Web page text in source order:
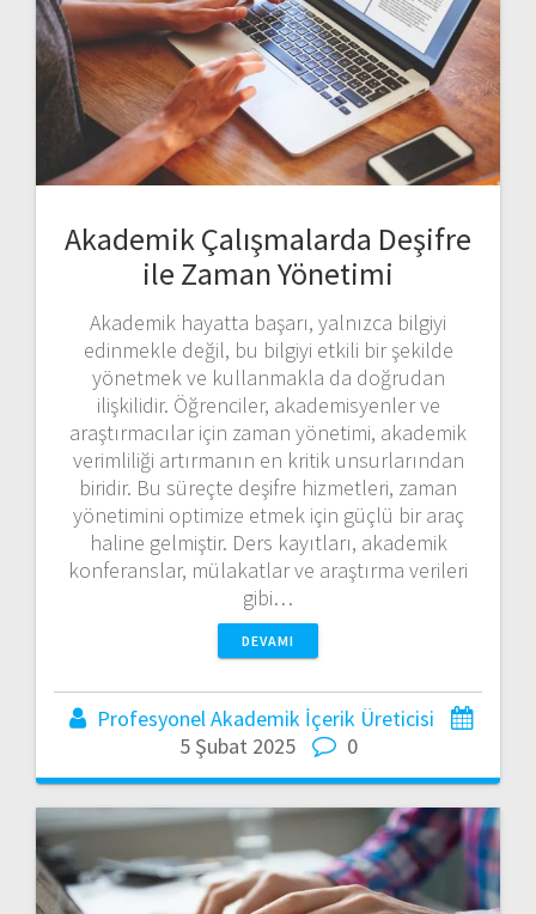
Akademik Çalışmalarda Deşifre
ile Zaman Yönetimi
Akademik hayatta başarı, yalnızca bilgiyi
edinmekle değil, bu bilgiyi etkili bir şekilde
yönetmek ve kullanmakla da doğrudan
ilişkilidir. Öğrenciler, akademisyenler ve
araştırmacılar için zaman yönetimi, akademik
verimliliği artırmanın en kritik unsurlarından
biridir. Bu süreçte deşifre hizmetleri, zaman
yönetimini optimize etmek için güçlü bir araç
haline gelmiştir. Ders kayıtları, akademik
konferanslar, mülakatlar ve araştırma verileri
gibi…
DEVAMI
Profesyonel Akademik İçerik Üreticisi
5 Şubat 2025
0